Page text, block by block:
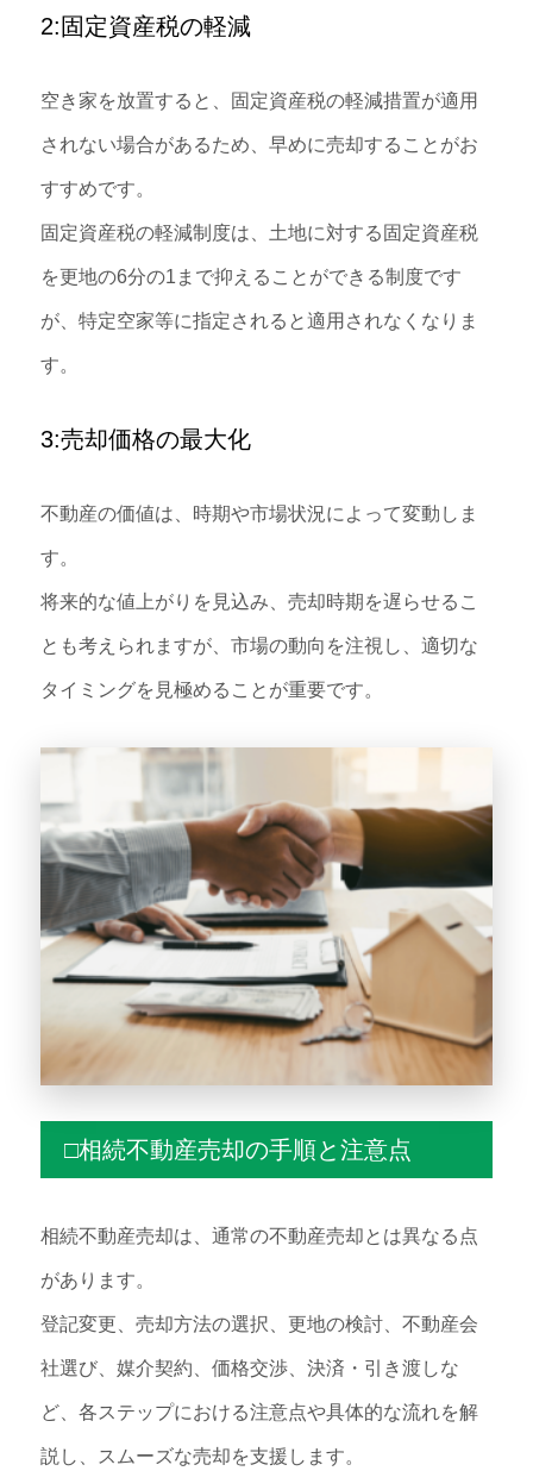
2:固定資産税の軽減
空き家を放置すると、固定資産税の軽減措置が適用
されない場合があるため、早めに売却することがお
すすめです。
固定資産税の軽減制度は、土地に対する固定資産税
を更地の6分の1まで抑えることができる制度です
が、特定空家等に指定されると適用されなくなりま
す。
3:売却価格の最大化
不動産の価値は、時期や市場状況によって変動しま
す。
将来的な値上がりを見込み、売却時期を遅らせるこ
とも考えられますが、市場の動向を注視し、適切な
タイミングを見極めることが重要です。
□相続不動産売却の手順と注意点
相続不動産売却は、通常の不動産売却とは異なる点
があります。
登記変更、売却方法の選択、更地の検討、不動産会
社選び、媒介契約、価格交渉、決済・引き渡しな
ど、各ステップにおける注意点や具体的な流れを解
説し、スムーズな売却を支援します。